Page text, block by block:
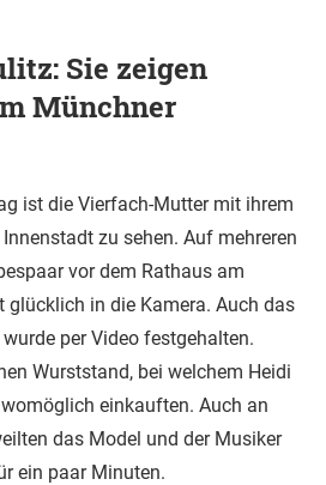
Sie zeigen
Münchner
ist die Vierfach-Mutter mit ihrem
zu sehen. Auf mehreren
vor dem Rathaus am
in die Kamera. Auch das
per Video festgehalten.
Wurststand, bei welchem Heidi
einkauften. Auch an
das Model und der Musiker
ein paar Minuten.